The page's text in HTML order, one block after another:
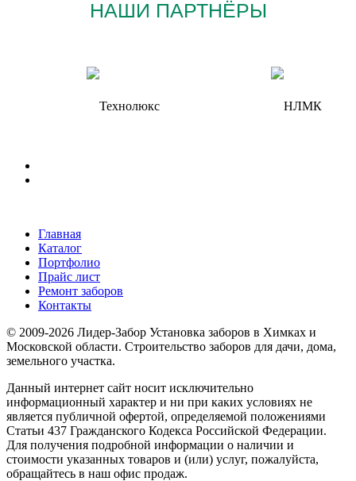
НАШИ ПАРТНЁРЫ
Главная
Каталог
Портфолио
Прайс лист
Ремонт заборов
Контакты
© 2009-2026 Лидер-Забор Установка заборов в Химках и
Московской области. Строительство заборов для дачи, дома,
земельного участка.
Данный интернет сайт носит исключительно
информационный характер и ни при каких условиях не
является публичной офертой, определяемой положениями
Статьи 437 Гражданского Кодекса Российской Федерации.
Для получения подробной информации о наличии и
стоимости указанных товаров и (или) услуг, пожалуйста,
обращайтесь в наш офис продаж.